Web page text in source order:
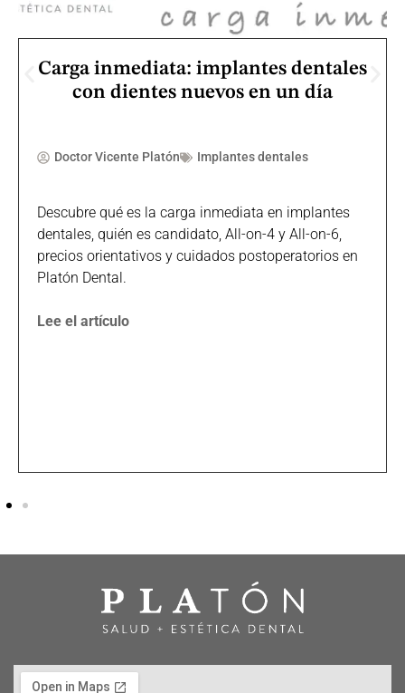
Carga inmediata: implantes dentales
con dientes nuevos en un día
Doctor Vicente Platón Implantes dentales
Descubre qué es la carga inmediata en implantes
dentales, quién es candidato, All-on-4 y All-on-6,
precios orientativos y cuidados postoperatorios en
Platón Dental.
Lee el artículo